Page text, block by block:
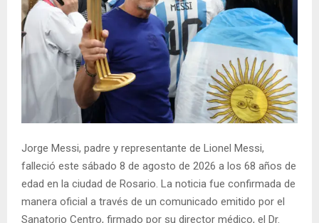
Jorge Messi, padre y representante de Lionel Messi,
falleció este sábado 8 de agosto de 2026 a los 68 años de
edad en la ciudad de Rosario. La noticia fue confirmada de
manera oficial a través de un comunicado emitido por el
Sanatorio Centro, firmado por su director médico, el Dr.